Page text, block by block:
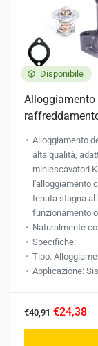
pagina
del
prodotto
Disponibile
Alloggiamento
alta qualità,
miniescavatori
l'alloggiamento
tenuta stagna al
funzionamento
Naturalmente
Specifiche:
Tipo:
Applicazione:
€40,91 €24,38